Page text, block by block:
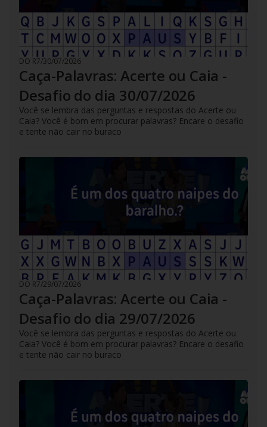
DO R7/30/07/2026
Caça-Palavras: Acerte ou Caia -
Desafio do dia 30/07/2026
Você se lembra das perguntas e respostas do Acerte ou
Caia? Você é bom em procurar palavras? Encare o desafio
e tente não cair no buraco
DO R7/29/07/2026
Caça-Palavras: Acerte ou Caia -
Desafio do dia 29/07/2026
Você se lembra das perguntas e respostas do Acerte ou
Caia? Você é bom em procurar palavras? Encare o desafio
e tente não cair no buraco